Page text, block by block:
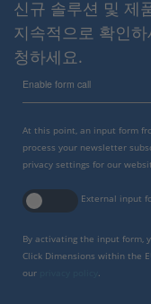
신규 솔루션 및 제
지속적으로 확인
청하세요.
Enable form call
At this point, an input form
process your newsletter
privacy settings for our
External input
By activating the input form,
Click Dimensions within the
our